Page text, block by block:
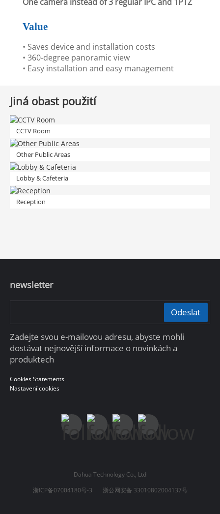
Value
• Saves device and installation costs
• 360-degree panoramic view
• Easy installation and easy management
Jiná obast použití
CCTV Room
Other Public Areas
Lobby & Cafeteria
Reception
newsletter
Odeslat
Zadejte svou e-mailovou adresu, abyste mohli
dostávat nejnovější informace o novinkách a
produktech
Cookies Statements
Nastavení cookies
Dahua Technology Co., Ltd
浙ICP备07004180号-3
浙公网安备 33010802004137号